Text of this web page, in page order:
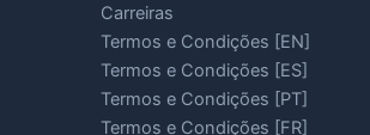
Carreiras
Termos e Condições [EN]
Termos e Condições [ES]
Termos e Condições [PT]
Termos e Condições [FR]